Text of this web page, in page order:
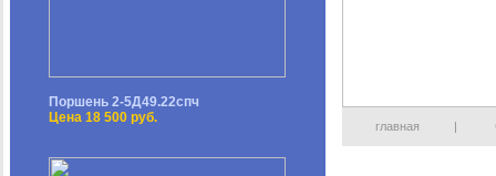
Поршень 2-5Д49.22спч
Цена 18 500 руб.
главная |